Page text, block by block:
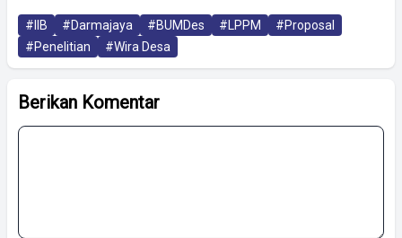
#IIB #Darmajaya #BUMDes #LPPM
#Proposal
#Penelitian
#Wira Desa
Berikan Komentar